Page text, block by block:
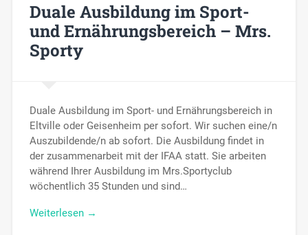
Duale Ausbildung im Sport-
und Ernährungsbereich – Mrs.
Sporty
Duale Ausbildung im Sport- und Ernährungsbereich in
Eltville oder Geisenheim per sofort. Wir suchen eine/n
Auszubildende/n ab sofort. Die Ausbildung findet in
der zusammenarbeit mit der IFAA statt. Sie arbeiten
während Ihrer Ausbildung im Mrs.Sportyclub
wöchentlich 35 Stunden und sind…
Weiterlesen →